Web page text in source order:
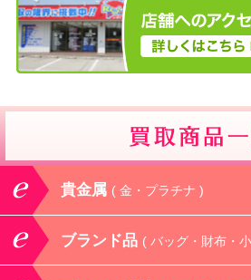
貴金属 ( 金・プラチナ )
ブランド品 ( バッグ・財布・